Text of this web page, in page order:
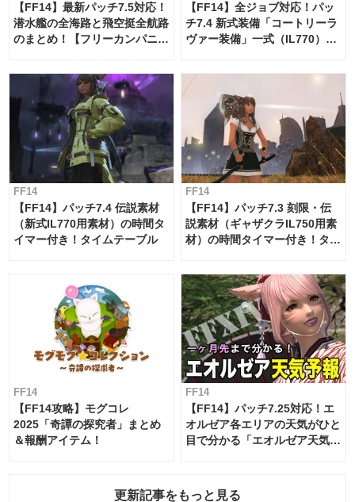
【FF14】最新パッチ7.5対応！
潜水艦の全海路と飛空挺全航路
のまとめ！【フリーカンパニ
【FF14】全ジョブ対応！パッ
チ7.4 新式装備「コートリーラ
ヴァー装備」一式（IL770）の
FF14
【FF14】パッチ7.4 伝説素材
（新式IL770用素材）の時間タ
イマー付き！タイムテーブル
FF14
【FF14】パッチ7.3 刻限・伝
説素材（ギャザクラIL750用素
材）の時間タイマー付き！タイ
FF14
【FF14攻略】モグコレ
2025「奇譚の探究者」まとめ
＆報酬アイテム！
FF14
【FF14】パッチ7.25対応！エ
オルゼア各エリアの天気がひと
目で分かる「エオルゼア天気予
更新記事をもっと見る